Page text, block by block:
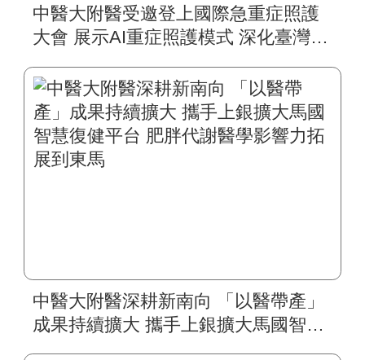
中醫大附醫受邀登上國際急重症照護
大會 展示AI重症照護模式 深化臺灣智
中醫大附醫深耕新南向 「以醫帶產」
成果持續擴大 攜手上銀擴大馬國智慧